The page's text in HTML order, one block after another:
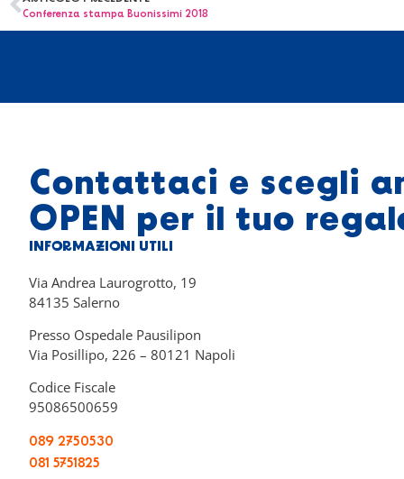
Conferenza stampa Buonissimi 2018
Contattaci e scegli
OPEN per il tuo
INFORMAZIONI UTILI
Via Andrea Laurogrotto, 19
84135 Salerno
Presso Ospedale Pausilipon
Via Posillipo, 226 – 80121 Napoli
Codice Fiscale
95086500659
089 2750530
081 5751825